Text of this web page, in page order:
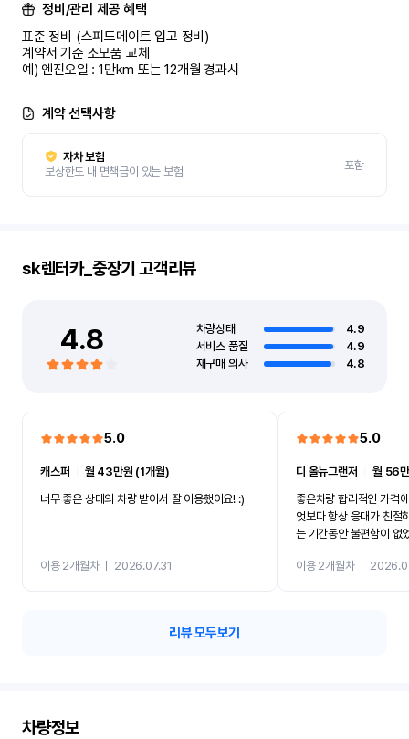
정비/관리 제공 혜택
표준 정비 (스피드메이트 입고 정비)
계약서 기준 소모품 교체
예) 엔진오일 : 1만km 또는 12개월 경과시
계약 선택사항
자차 보험
보상한도 내 면책금이 있는 보험
포함
sk렌터카_중장기 고객리뷰
4.8 차량상태
4.9
서비스 품질
4.9
재구매 의사
4.8
5.0
캐스퍼
월 43만원 (1개월)
너무 좋은 상태의 차량 받아서 잘 이용했어요! :)
이용 2개월차ㅣ 2026.07.31
5.0
디 올뉴그랜저 ㅣ월 56
좋은차량 합리적인 가격
엇보다 항상 응대가 친절
는 기간동안 불편함이 없
카 렌트 고민없이 강추합
이용 2개월차ㅣ
리뷰 모두보기
차량정보